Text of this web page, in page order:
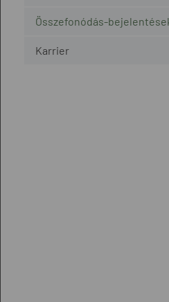
Összefonódás-
Karrier